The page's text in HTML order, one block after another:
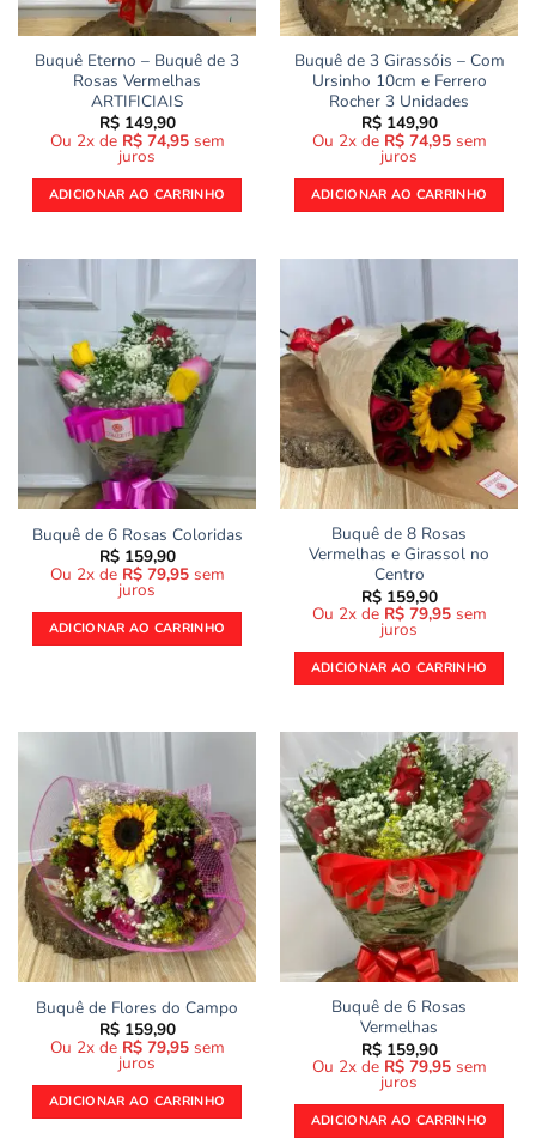
Buquê Eterno – Buquê de 3
Rosas Vermelhas
ARTIFICIAIS
R$149,90
Ou 2x de R$74,95 sem
juros
ADICIONAR AO CARRINHO
Buquê de 3 Girassóis – Com
Ursinho 10cm e Ferrero
Rocher 3 Unidades
R$149,90
Ou 2x de R$74,95 sem
juros
ADICIONAR AO CARRINHO
Buquê de 6 Rosas Coloridas
R$159,90
Ou 2x de R$79,95 sem
juros
ADICIONAR AO CARRINHO
Buquê de 8 Rosas
Vermelhas e Girassol no
Centro
R$159,90
Ou 2x de R$79,95 sem
juros
ADICIONAR AO CARRINHO
Buquê de Flores do Campo
R$159,90
Ou 2x de R$79,95 sem
juros
ADICIONAR AO CARRINHO
Buquê de 6 Rosas
Vermelhas
R$159,90
Ou 2x de R$79,95 sem
juros
ADICIONAR AO CARRINHO